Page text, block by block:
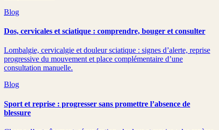
Blog
Dos, cervicales et sciatique : comprendre, bouger et consulter
Lombalgie, cervicalgie et douleur sciatique : signes d’alerte, reprise
progressive du mouvement et place complémentaire d’une
consultation manuelle.
Blog
Sport et reprise : progresser sans promettre l’absence de
blessure